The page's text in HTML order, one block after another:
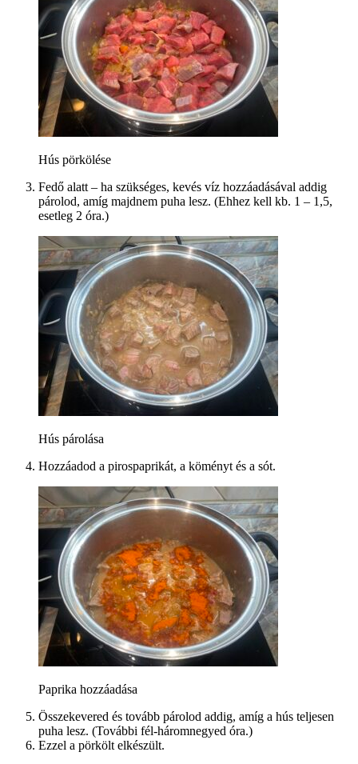
Hús pörkölése
Fedő alatt – ha szükséges, kevés víz hozzáadásával addig
párolod, amíg majdnem puha lesz. (Ehhez kell kb. 1 – 1,5,
esetleg 2 óra.)
Hús párolása
Hozzáadod a pirospaprikát, a köményt és a sót.
Paprika hozzáadása
Összekevered és tovább párolod addig, amíg a hús teljesen
puha lesz. (További fél-háromnegyed óra.)
Ezzel a pörkölt elkészült.